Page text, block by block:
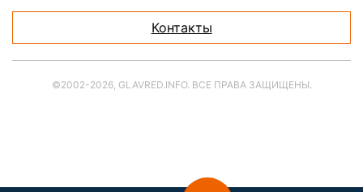
Контакты
©2002-2026, GLAVRED.INFO. ВСЕ ПРАВА ЗАЩИЩЕНЫ.